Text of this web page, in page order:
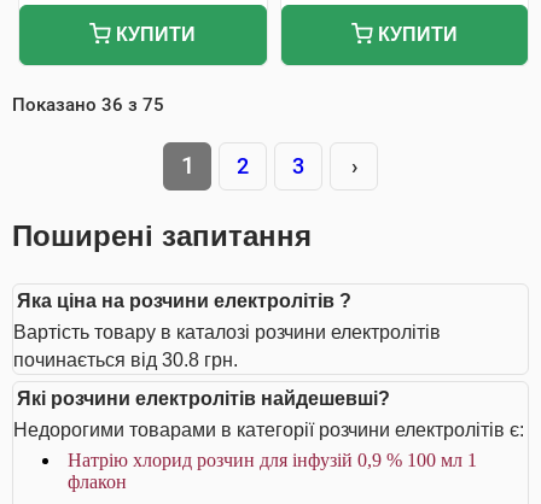
КУПИТИ КУПИТИ
Показано 36 з 75
1 2 3 ›
Поширені запитання
Яка ціна на розчини електролітів ?
Вартість товару в каталозі розчини електролітів
починається від 30.8 грн.
Які розчини електролітів найдешевші?
Недорогими товарами в категорії розчини електролітів є:
Натрію хлорид розчин для інфузій 0,9 % 100 мл 1
флакон